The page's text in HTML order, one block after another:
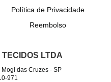
Política de Privacidade
Reembolso
LTDA
Mogi das Cruzes -SP
971